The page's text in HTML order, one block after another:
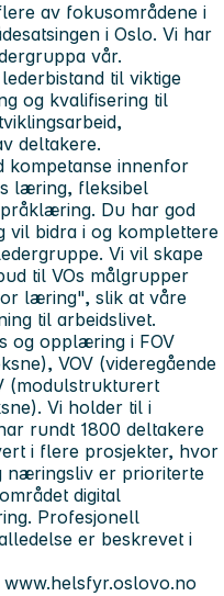
av fokusområdene i
i Oslo. Vi har
vår.
til viktige
og kvalifisering til
deltakere.
kompetanse innenfor
læring, fleksibel
Du har god
vil bidra i og komplettere
Vi vil skape
til VOs målgrupper
læring", slik at våre
til arbeidslivet.
og opplæring i FOV
VOV (videregående
(modulstrukturert
Vi holder til i
rundt 1800 deltakere
i flere prosjekter, hvor
næringsliv er prioriterte
digital
Profesjonell
er beskrevet i